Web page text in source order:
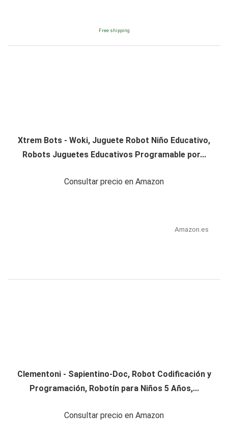
Free shipping
Xtrem Bots - Woki, Juguete Robot Niño Educativo,
Robots Juguetes Educativos Programable por...
Consultar precio en Amazon
Amazon.es
Clementoni - Sapientino-Doc, Robot Codificación y
Programación, Robotín para Niños 5 Años,...
Consultar precio en Amazon